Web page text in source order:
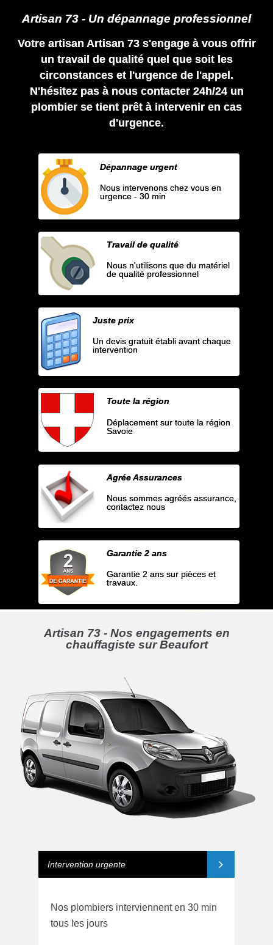
Artisan 73 - Un dépannage professionnel
Votre artisan Artisan 73 s'engage à vous offrir
un travail de qualité quel que soit les
circonstances et l'urgence de l'appel.
N'hésitez pas à nous contacter 24h/24 un
plombier se tient prêt à intervenir en cas
d'urgence.
Dépannage urgent
Nous intervenons chez vous en
urgence - 30 min
Travail de qualité
Nous n'utilisons que du matériel
de qualité professionnel
Juste prix
Un devis gratuit établi avant chaque
intervention
Toute la région
Déplacement sur toute la région
Savoie
Agrée Assurances
Nous sommes agréés assurance,
contactez nous
Garantie 2 ans
Garantie 2 ans sur pièces et
travaux.
Artisan 73 - Nos engagements en
chauffagiste sur Beaufort
Intervention urgente
Nos plombiers interviennent en 30 min
tous les jours